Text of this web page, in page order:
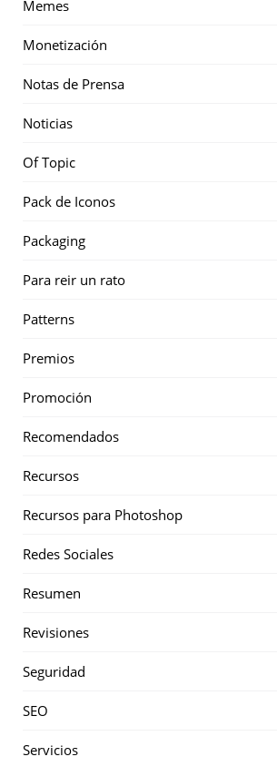
Memes
Monetización
Notas de Prensa
Noticias
Of Topic
Pack de Iconos
Packaging
Para reir un rato
Patterns
Premios
Promoción
Recomendados
Recursos
Recursos para Photoshop
Redes Sociales
Resumen
Revisiones
Seguridad
SEO
Servicios